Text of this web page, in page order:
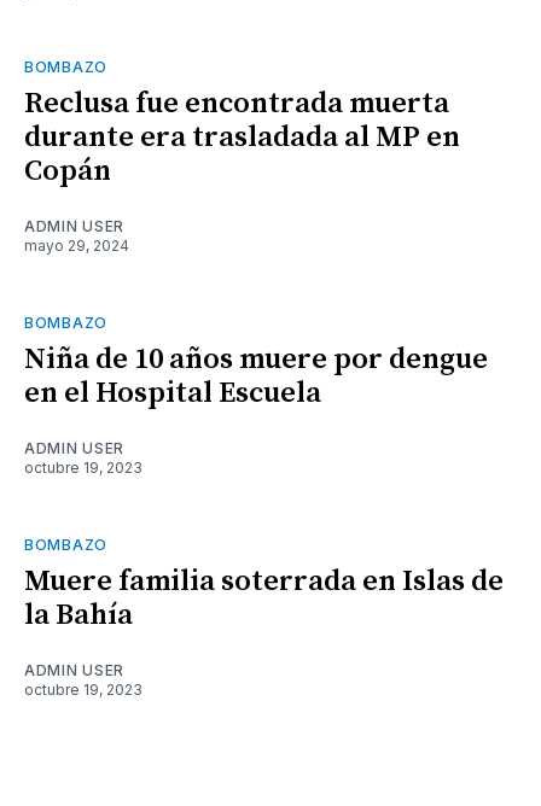
BOMBAZO
Reclusa fue encontrada muerta
durante era trasladada al MP en
Copán
ADMIN USER
mayo 29, 2024
BOMBAZO
Niña de 10 años muere por dengue
en el Hospital Escuela
ADMIN USER
octubre 19, 2023
BOMBAZO
Muere familia soterrada en Islas de
la Bahía
ADMIN USER
octubre 19, 2023